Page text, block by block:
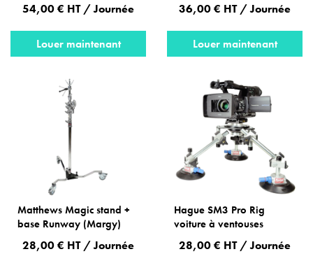
54,00 € HT / Journée
Louer maintenant
36,00 € HT / Journée
Louer maintenant
Matthews Magic stand +
base Runway (Margy)
28,00 € HT / Journée
Hague SM3 Pro Rig
voiture à ventouses
28,00 € HT / Journée